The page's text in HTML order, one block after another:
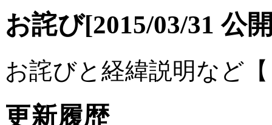
お詫び[2015/03/31 公
お詫びと経緯説明など
更新履歴